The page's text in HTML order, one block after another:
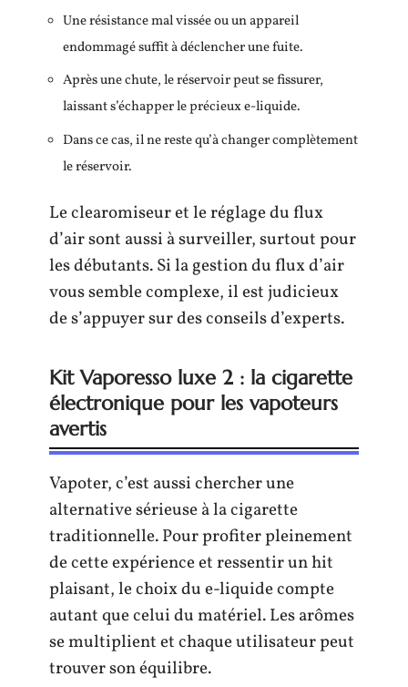
Une résistance mal vissée ou un appareil
endommagé suffit à déclencher une fuite.
Après une chute, le réservoir peut se fissurer,
laissant s’échapper le précieux e-liquide.
Dans ce cas, il ne reste qu’à changer complètement
le réservoir.
Le clearomiseur et le réglage du flux
d’air sont aussi à surveiller, surtout pour
les débutants. Si la gestion du flux d’air
vous semble complexe, il est judicieux
de s’appuyer sur des conseils d’experts.
Kit Vaporesso luxe 2 : la cigarette
électronique pour les vapoteurs
avertis
Vapoter, c’est aussi chercher une
alternative sérieuse à la cigarette
traditionnelle. Pour profiter pleinement
de cette expérience et ressentir un hit
plaisant, le choix du e-liquide compte
autant que celui du matériel. Les arômes
se multiplient et chaque utilisateur peut
trouver son équilibre.